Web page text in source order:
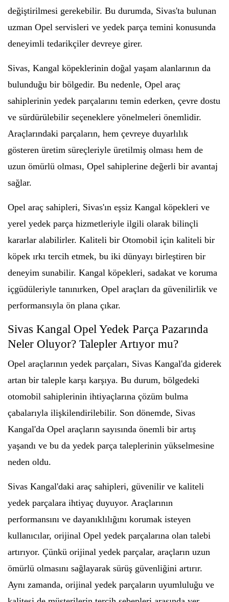
değiştirilmesi gerekebilir. Bu durumda, Sivas'ta bulunan
uzman Opel servisleri ve yedek parça temini konusunda
deneyimli tedarikçiler devreye girer.
Sivas, Kangal köpeklerinin doğal yaşam alanlarının da
bulunduğu bir bölgedir. Bu nedenle, Opel araç
sahiplerinin yedek parçalarını temin ederken, çevre dostu
ve sürdürülebilir seçeneklere yönelmeleri önemlidir.
Araçlarındaki parçaların, hem çevreye duyarlılık
gösteren üretim süreçleriyle üretilmiş olması hem de
uzun ömürlü olması, Opel sahiplerine değerli bir avantaj
sağlar.
Opel araç sahipleri, Sivas'ın eşsiz Kangal köpekleri ve
yerel yedek parça hizmetleriyle ilgili olarak bilinçli
kararlar alabilirler. Kaliteli bir Otomobil için kaliteli bir
köpek ırkı tercih etmek, bu iki dünyayı birleştiren bir
deneyim sunabilir. Kangal köpekleri, sadakat ve koruma
içgüdüleriyle tanınırken, Opel araçları da güvenilirlik ve
performansıyla ön plana çıkar.
Sivas Kangal Opel Yedek Parça Pazarında
Neler Oluyor? Talepler Artıyor mu?
Opel araçlarının yedek parçaları, Sivas Kangal'da giderek
artan bir taleple karşı karşıya. Bu durum, bölgedeki
otomobil sahiplerinin ihtiyaçlarına çözüm bulma
çabalarıyla ilişkilendirilebilir. Son dönemde, Sivas
Kangal'da Opel araçların sayısında önemli bir artış
yaşandı ve bu da yedek parça taleplerinin yükselmesine
neden oldu.
Sivas Kangal'daki araç sahipleri, güvenilir ve kaliteli
yedek parçalara ihtiyaç duyuyor. Araçlarının
performansını ve dayanıklılığını korumak isteyen
kullanıcılar, orijinal Opel yedek parçalarına olan talebi
artırıyor. Çünkü orijinal yedek parçalar, araçların uzun
ömürlü olmasını sağlayarak sürüş güvenliğini artırır.
Aynı zamanda, orijinal yedek parçaların uyumluluğu ve